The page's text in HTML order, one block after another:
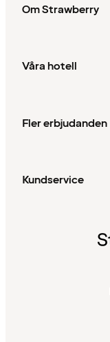
Om Strawberry
Våra hotell
Fler erbjudanden
Kundservice